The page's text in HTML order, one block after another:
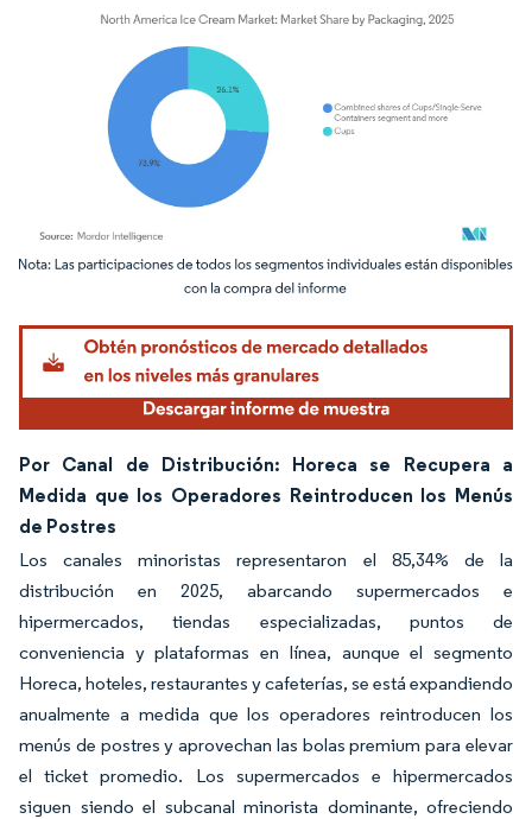
Imagen © Mordor Intelligence. El uso requiere atribución según CC BY 4.0.
Por Canal de Distribución: Horeca se Recupera a
Medida que los Operadores Reintroducen los Menús
de Postres
Los canales minoristas representaron el 85,34% de la
distribución en 2025, abarcando supermercados e
hipermercados, tiendas especializadas, puntos de
conveniencia y plataformas en línea, aunque el segmento
Horeca, hoteles, restaurantes y cafeterías, se está expandiendo
anualmente a medida que los operadores reintroducen los
menús de postres y aprovechan las bolas premium para elevar
el ticket promedio. Los supermercados e hipermercados
siguen siendo el subcanal minorista dominante, ofreciendo